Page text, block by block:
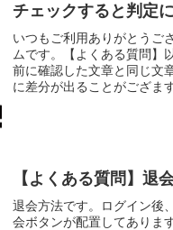
チェックすると判定
いつもご利用ありがとうご
ムです。【よくある質問】
前に確認した文章と同じ文
に差分が出ることがござま
【よくある質問】退
退会方法です。ログイン後
会ボタンが配置してありま